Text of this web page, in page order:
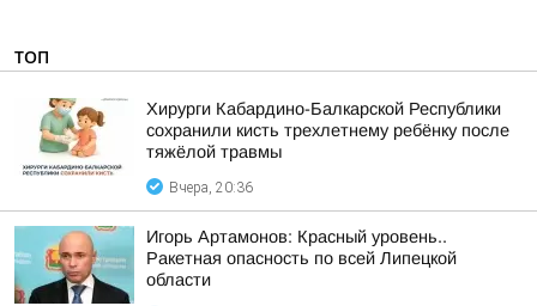
ТОП
Хирурги Кабардино-Балкарской Республики
сохранили кисть трехлетнему ребёнку после
тяжёлой травмы
Вчера, 20:36
Игорь Артамонов: Красный уровень..
Ракетная опасность по всей Липецкой
области